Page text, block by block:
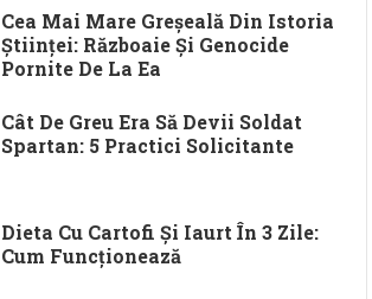
Cea Mai Mare Greșeală Din Istoria
Științei: Războaie Și Genocide
Pornite De La Ea
Cât De Greu Era Să Devii Soldat
Spartan: 5 Practici Solicitante
Dieta Cu Cartofi Și Iaurt În 3 Zile:
Cum Funcționează